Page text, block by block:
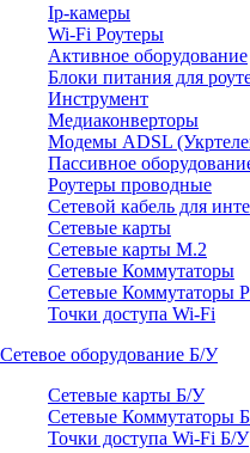
Ip-камеры
Wi-Fi Роутеры
Активное оборудование
Блоки питания для
Инструмент
Медиаконверторы
Модемы ADSL
Пассивное
Роутеры проводные
Сетевой кабель для
Сетевые карты
Сетевые карты M.2
Сетевые Коммутаторы
Сетевые Коммутаторы
Точки доступа Wi-Fi
Сетевое оборудование Б/У
Сетевые карты Б/У
Сетевые Коммутаторы
Точки доступа Wi-Fi Б/У